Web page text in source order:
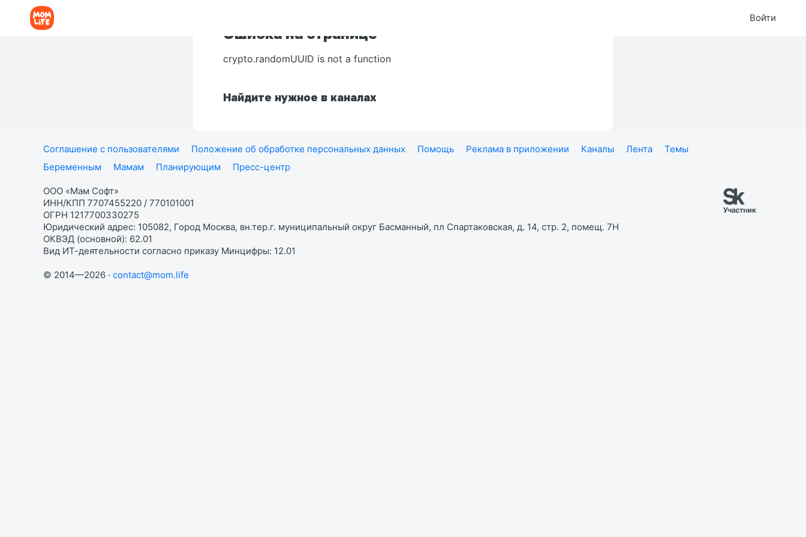
Войти
Ошибка на странице
crypto.randomUUID is not a function
Найдите нужное в каналах
Соглашение с пользователями Положение об обработке персональных данных Помощь Реклама в приложении Каналы Лента
Темы
Беременным
Мамам Планирующим Пресс-центр
ООО «Мам Софт»
ИНН/КПП 7707455220 / 770101001
ОГРН 1217700330275
Юридический адрес: 105082, Город Москва, вн.тер.г. муниципальный округ Басманный, пл Спартаковская, д. 14, стр. 2, помещ. 7Н
ОКВЭД (основной): 62.01
Вид ИТ-деятельности согласно приказу Минцифры: 12.01
© 2014—2026 · contact@mom.life